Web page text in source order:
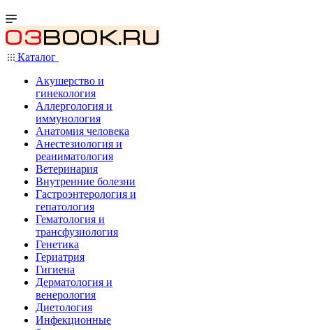
Каталог
Акушерство и
гинекология
Аллергология и
иммунология
Анатомия человека
Анестезиология и
реаниматология
Ветеринария
Внутренние болезни
Гастроэнтерология и
гепатология
Гематология и
трансфузиология
Генетика
Гериатрия
Гигиена
Дерматология и
венерология
Диетология
Инфекционные